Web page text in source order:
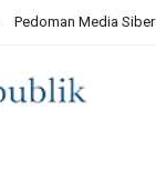
Pedoman Media Siber